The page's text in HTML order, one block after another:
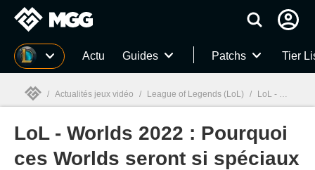
MGG Actu Guides Patchs Tier
MGG
/ Actualités jeux vidéo / League of Legends (LoL) / LoL - Worlds 2022 : Pourquoi ces Worlds seront si spéciaux ? Les éternels seconds dans la lumière !
LoL - Worlds 2022 : Pourquoi
ces Worlds seront si spéciaux